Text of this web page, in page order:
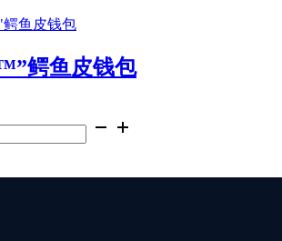
鳄鱼皮钱包